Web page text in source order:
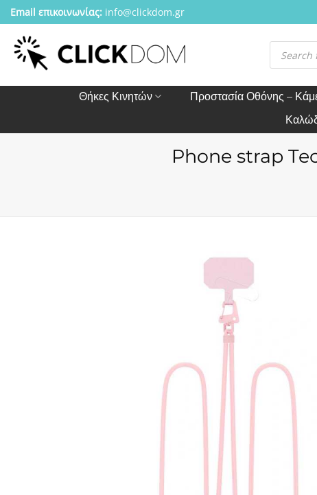
Μετάβαση
στο
περιεχόμενο
Email επικοινωνίας: info@clickdom.gr
Αναζήτηση
προϊόντων
Θήκες Κινητών Προστασία Οθόνης –
Phone strap